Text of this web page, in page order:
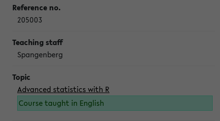
205003
Spangenberg
Advanced statistics with R
Course taught in English